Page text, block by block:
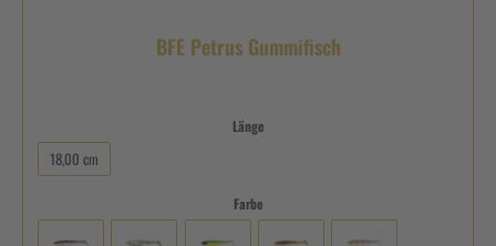
BFE Petrus Gummifisch
Länge
18,00 cm
Farbe